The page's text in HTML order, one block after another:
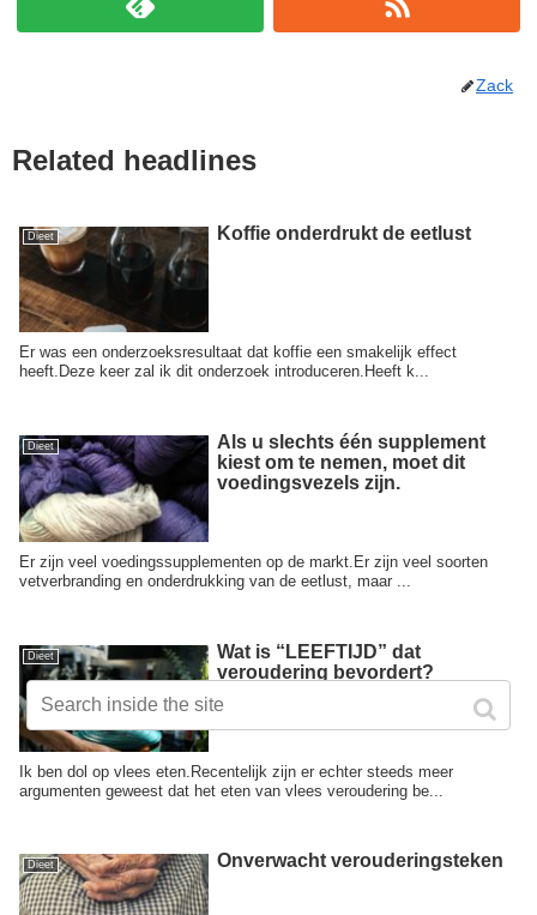
Zack
Related headlines
Dieet Koffie onderdrukt de eetlust
Er was een onderzoeksresultaat dat koffie een smakelijk effect
heeft.Deze keer zal ik dit onderzoek introduceren.Heeft k...
Dieet
Als u slechts één supplement
kiest om te nemen, moet dit
voedingsvezels zijn.
Er zijn veel voedingssupplementen op de markt.Er zijn veel soorten
vetverbranding en onderdrukking van de eetlust, maar ...
Dieet
Wat is “LEEFTIJD” dat
veroudering bevordert?
Ik ben dol op vlees eten.Recentelijk zijn er echter steeds meer
argumenten geweest dat het eten van vlees veroudering be...
Dieet Onverwacht verouderingsteken